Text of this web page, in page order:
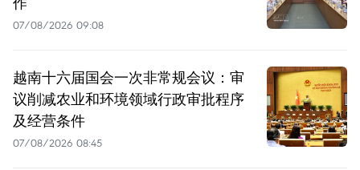
07/08/2026 09:08
越南十六届国会一次非常规会议：审
议削减农业和环境领域行政审批程序
及经营条件
07/08/2026 08:45